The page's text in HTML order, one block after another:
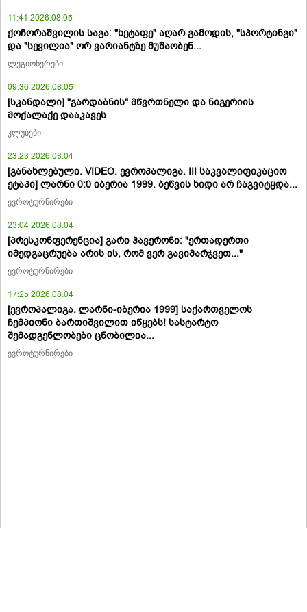
11:41 2026.08.05
ქოჩორაშვილის საგა: "ხეტაფე" აღარ გამოდის, "სპორტინგი"
და "სევილია" ორ ვარიანტზე მუშაობენ...
ლეგიონერები
09:36 2026.08.05
[სკანდალი] "გარდაბნის" მწვრთნელი და ნიგერიის
მოქალაქე დააკავეს
კლუბები
23:23 2026.08.04
[განახლებული. VIDEO. ევროპალიგა. III საკვალიფიკაციო
ეტაპი] ლარნი 0:0 იბერია 1999. ბეწვის ხიდი არ ჩაგვიტყდა...
ევროტურნირები
23:04 2026.08.04
[პრესკონფერენცია] გარი ჰავერონი: "ერთადერთი
იმედგაცრუება არის ის, რომ ვერ გავიმარჯვეთ..."
ევროტურნირები
17:25 2026.08.04
[ევროპალიგა. ლარნი-იბერია 1999] საქართველოს
ჩემპიონი ბართიშვილით იწყებს! სასტარტო
შემადგენლობები ცნობილია...
ევროტურნირები